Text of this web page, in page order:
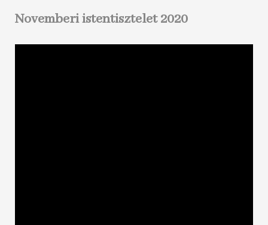
Novemberi istentisztelet 2020